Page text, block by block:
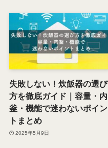
失敗しない！炊飯器の選び
方を徹底ガイド｜容量・内
釜・機能で迷わないポイン
トまとめ
2025年5月9日